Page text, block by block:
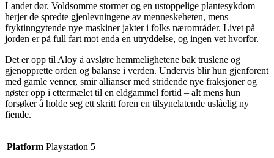
Landet dør. Voldsomme stormer og en ustoppelige plantesykdom
herjer de spredte gjenlevningene av menneskeheten, mens
fryktinngytende nye maskiner jakter i folks nærområder. Livet på
jorden er på full fart mot enda en utryddelse, og ingen vet hvorfor.
Det er opp til Aloy å avsløre hemmelighetene bak truslene og
gjenopprette orden og balanse i verden. Undervis blir hun gjenforent
med gamle venner, smir allianser med stridende nye fraksjoner og
nøster opp i ettermælet til en eldgammel fortid – alt mens hun
forsøker å holde seg ett skritt foren en tilsynelatende uslåelig ny
fiende.
Platform Playstation 5